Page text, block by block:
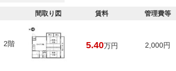
間取り図 賃料 管理費等
2階 5.40万円 2,000円